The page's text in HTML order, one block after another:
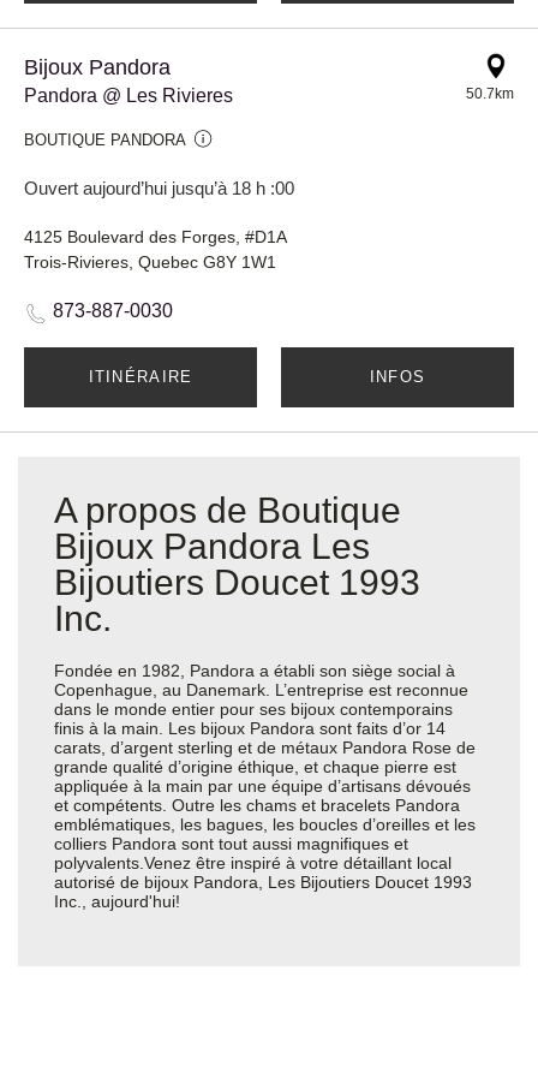
Bijoux Pandora
Pandora @ Les Rivieres
BOUTIQUE PANDORA
Ouvert aujourd’hui jusqu’à 18 h :00
50.7km
4125 Boulevard des Forges, #D1A
Trois-Rivieres, Quebec G8Y 1W1
873-887-0030
ITINÉRAIRE INFOS
A propos de Boutique
Bijoux Pandora Les
Bijoutiers Doucet 1993
Inc.
Fondée en 1982, Pandora a établi son siège social à
Copenhague, au Danemark. L’entreprise est reconnue
dans le monde entier pour ses bijoux contemporains
finis à la main. Les bijoux Pandora sont faits d’or 14
carats, d’argent sterling et de métaux Pandora Rose de
grande qualité d’origine éthique, et chaque pierre est
appliquée à la main par une équipe d’artisans dévoués
et compétents. Outre les chams et bracelets Pandora
emblématiques, les bagues, les boucles d’oreilles et les
colliers Pandora sont tout aussi magnifiques et
polyvalents.Venez être inspiré à votre détaillant local
autorisé de bijoux Pandora, Les Bijoutiers Doucet 1993
Inc., aujourd'hui!